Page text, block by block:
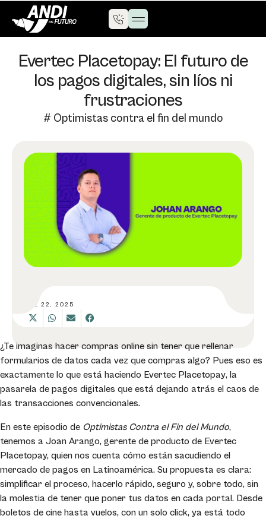
Evertec Placetopay: El futuro de
los pagos digitales, sin líos ni
frustraciones
# Optimistas contra el fin del mundo
ENE 22, 2025
¿Te imaginas hacer compras online sin tener que rellenar
formularios de datos cada vez que compras algo? Pues eso es
exactamente lo que está haciendo Evertec Placetopay, la
pasarela de pagos digitales que está dejando atrás el caos de
las transacciones convencionales.
En este episodio de Optimistas Contra el Fin del Mundo,
tenemos a Joan Arango, gerente de producto de Evertec
Placetopay, quien nos cuenta cómo están sacudiendo el
mercado de pagos en Latinoamérica. Su propuesta es clara:
simplificar el proceso, hacerlo rápido, seguro y, sobre todo, sin
la molestia de tener que poner tus datos en cada portal. Desde
boletos de cine hasta vuelos, con un solo click, ya está todo